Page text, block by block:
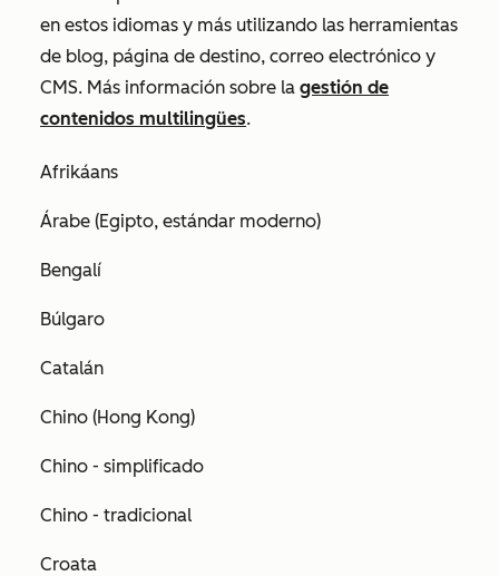
en estos idiomas y más utilizando las herramientas
de blog, página de destino, correo electrónico y
CMS. Más información sobre la gestión de
contenidos multilingües.
Afrikáans
Árabe (Egipto, estándar moderno)
Bengalí
Búlgaro
Catalán
Chino (Hong Kong)
Chino - simplificado
Chino - tradicional
Croata